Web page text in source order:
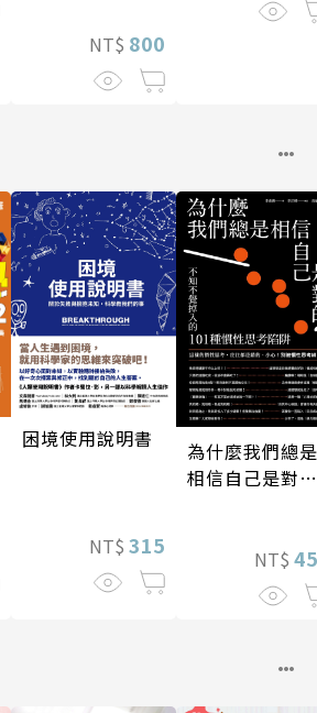
NT$ 800
困境使用說明書
NT$ 315
為什麼我們總是
相信自己是對
NT$